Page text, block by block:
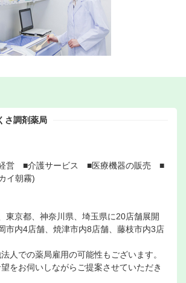
さ調剤薬局
経営 ■介護サービス ■医療機器の販売 ■
イ朝霧)
東京都、神奈川県、埼玉県に20店舗展開
市内4店舗、焼津市内8店舗、藤枝市内3店
人での薬局雇用の可能性もございます。
をお伺いしながらご提案させていただき